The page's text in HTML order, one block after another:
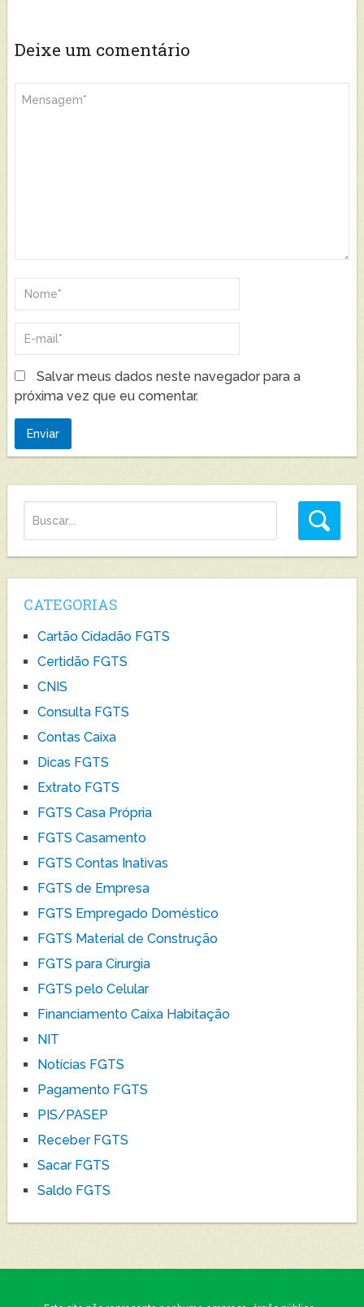
Deixe um comentário
Salvar meus dados neste navegador para a
próxima vez que eu comentar.
CATEGORIAS
Cartão Cidadão FGTS
Certidão FGTS
CNIS
Consulta FGTS
Contas Caixa
Dicas FGTS
Extrato FGTS
FGTS Casa Própria
FGTS Casamento
FGTS Contas Inativas
FGTS de Empresa
FGTS Empregado Doméstico
FGTS Material de Construção
FGTS para Cirurgia
FGTS pelo Celular
Financiamento Caixa Habitação
NIT
Notícias FGTS
Pagamento FGTS
PIS/PASEP
Receber FGTS
Sacar FGTS
Saldo FGTS